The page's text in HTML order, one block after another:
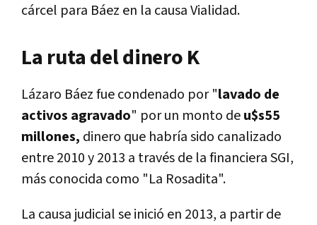
cárcel para Báez en la causa Vialidad.
La ruta del dinero K
Lázaro Báez fue condenado por "lavado de
activos agravado" por un monto deu$s55
millones, dinero que habría sido canalizado
entre 2010 y 2013 a través de la financiera SGI,
más conocida como "La Rosadita".
La causa judicial se inició en 2013, a partir de